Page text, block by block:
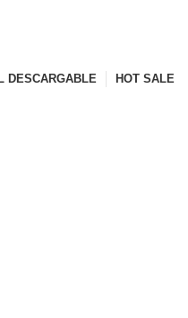
DESCARGABLE
HOT SALE